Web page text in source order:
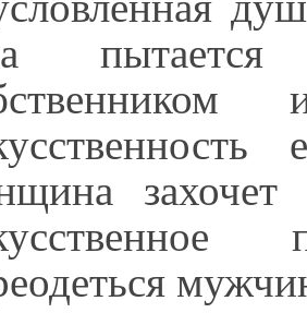
пытается